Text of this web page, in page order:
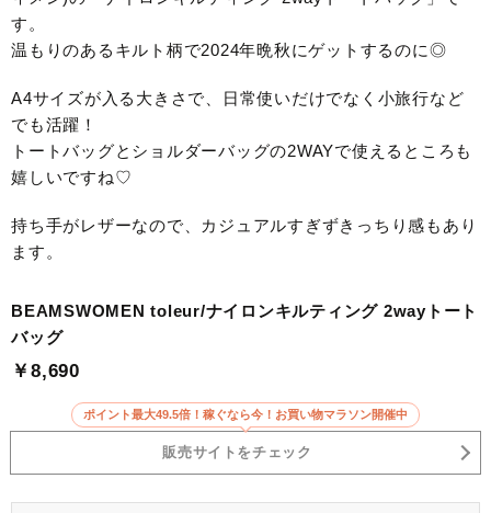
す。
温もりのあるキルト柄で2024年晩秋にゲットするのに◎
A4サイズが入る大きさで、日常使いだけでなく小旅行など
でも活躍！
トートバッグとショルダーバッグの2WAYで使えるところも
嬉しいですね♡
持ち手がレザーなので、カジュアルすぎずきっちり感もあり
ます。
BEAMSWOMEN toleur/ナイロンキルティング 2wayトート
バッグ
￥8,690
ポイント最大49.5倍！稼ぐなら今！お買い物マラソン開催中
販売サイトをチェック